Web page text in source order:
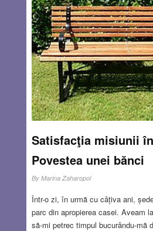
după puteri. În casa lor se reparau
care apărau orașul. Erau de origini
evrei, turci, găgăuzi și chiar
din zona lacului Cătușa. Ciudat,
germană sau turcă, îmbrăcați în
luptau împotriva armatelor
orașul. Îmi vine destul de greu să-
puțini dintre ei aveau „supușenie”
dragostea pentru pământul unde
familiile lor trăiau de generații era
apartenența etnică.
Read more…
JUN 25, 2026
Satisfacţia misiunii
Povestea unei bănci
By Marina Zaharopol
Într-o zi, în urmă cu câțiva ani,
parc din apropierea casei. Aveam
să-mi petrec timpul bucurându-mă